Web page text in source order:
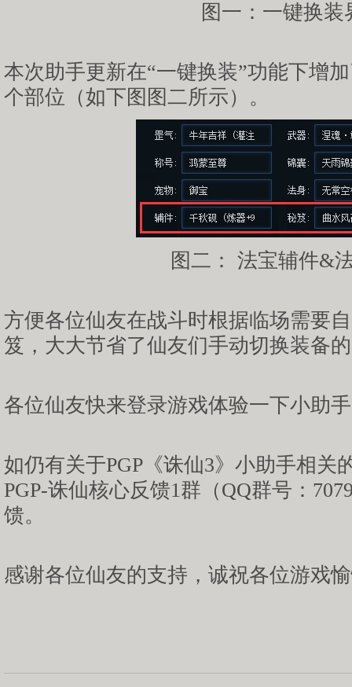
图一：一键换装
本次助手更新在“一键换装”功能下增
个部位（如下图图二所示）。
图二： 法宝辅件&
方便各位仙友在战斗时根据临场需要
笈，大大节省了仙友们手动切换装备
各位仙友快来登录游戏体验一下小助
如仍有关于PGP《诛仙3》小助手相关
PGP-诛仙核心反馈1群（QQ群号：
馈。
感谢各位仙友的支持，诚祝各位游戏